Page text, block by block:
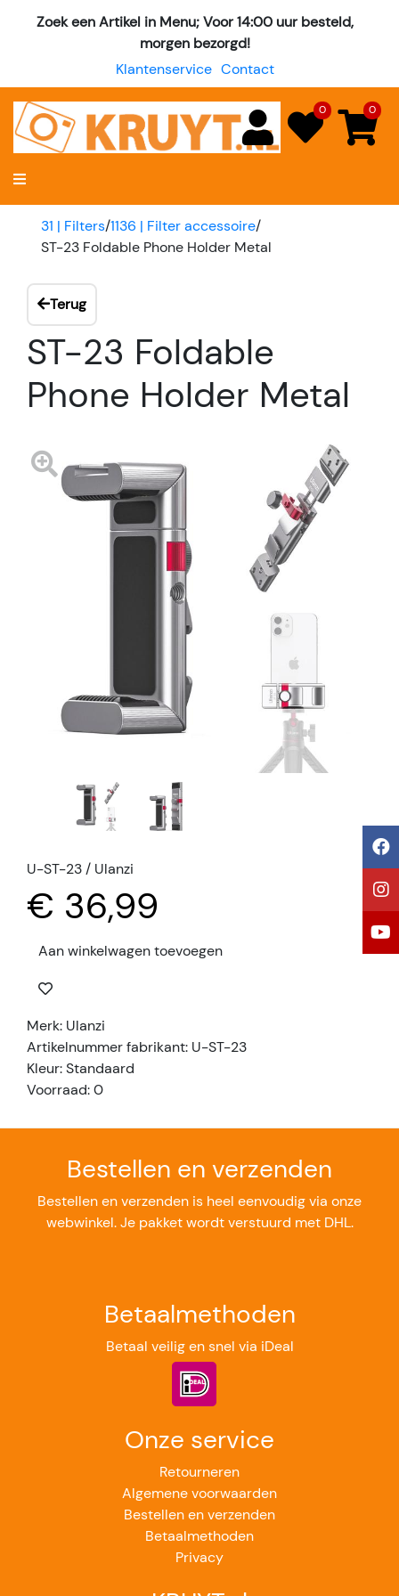
Zoek een Artikel in Menu; Voor 14:00 uur besteld,
morgen bezorgd!
Klantenservice Contact
0 0
31 | Filters/1136 | Filter accessoire/
ST-23 Foldable Phone Holder Metal
Terug
ST-23 Foldable
Phone Holder Metal
U-ST-23 / Ulanzi
€ 36,99
Aan winkelwagen toevoegen
Merk: Ulanzi
Artikelnummer fabrikant: U-ST-23
Kleur: Standaard
Voorraad: 0
Bestellen en verzenden
Bestellen en verzenden is heel eenvoudig via onze
webwinkel. Je pakket wordt verstuurd met DHL.
Betaalmethoden
Betaal veilig en snel via iDeal
Onze service
Retourneren
Algemene voorwaarden
Bestellen en verzenden
Betaalmethoden
Privacy